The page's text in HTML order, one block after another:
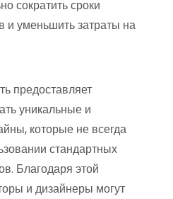
сократить сроки
и уменьшить затраты на
предоставляет
уникальные и
которые не всегда
стандартных
Благодаря этой
и дизайнеры могут